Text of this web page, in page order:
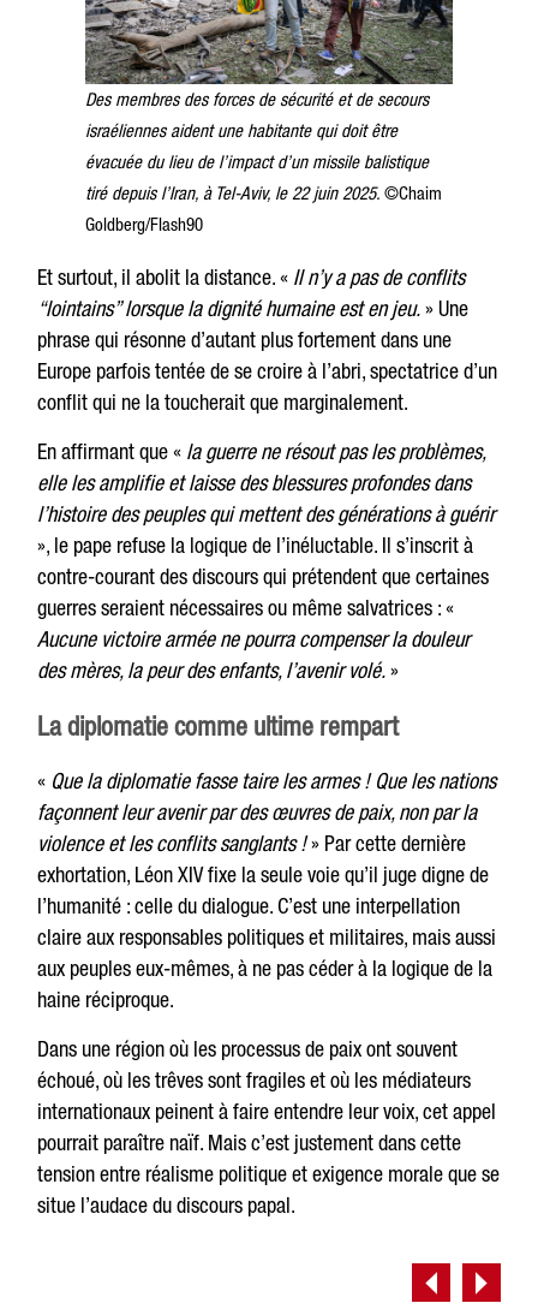
Des membres des forces de sécurité et de secours
israéliennes aident une habitante qui doit être
évacuée du lieu de l’impact d’un missile balistique
tiré depuis l’Iran, à Tel-Aviv, le 22 juin 2025.©Chaim
Goldberg/Flash90
Et surtout, il abolit la distance. « Il n’y a pas de conflits
“lointains” lorsque la dignité humaine est en jeu.» Une
phrase qui résonne d’autant plus fortement dans une
Europe parfois tentée de se croire à l’abri, spectatrice d’un
conflit qui ne la toucherait que marginalement.
En affirmant que « la guerre ne résout pas les problèmes,
elle les amplifie et laisse des blessures profondes dans
l’histoire des peuples qui mettent des générations à guérir
», le pape refuse la logique de l’inéluctable. Il s’inscrit à
contre-courant des discours qui prétendent que certaines
guerres seraient nécessaires ou même salvatrices : «
Aucune victoire armée ne pourra compenser la douleur
des mères, la peur des enfants, l’avenir volé.»
La diplomatie comme ultime rempart
« Que la diplomatie fasse taire les armes ! Que les nations
façonnent leur avenir par des œuvres de paix, non par la
violence et les conflits sanglants !» Par cette dernière
exhortation, Léon XIV fixe la seule voie qu’il juge digne de
l’humanité : celle du dialogue. C’est une interpellation
claire aux responsables politiques et militaires, mais aussi
aux peuples eux-mêmes, à ne pas céder à la logique de la
haine réciproque.
Dans une région où les processus de paix ont souvent
échoué, où les trêves sont fragiles et où les médiateurs
internationaux peinent à faire entendre leur voix, cet appel
pourrait paraître naïf. Mais c’est justement dans cette
tension entre réalisme politique et exigence morale que se
situe l’audace du discours papal.